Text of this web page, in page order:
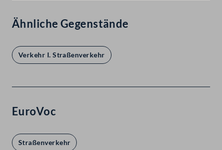
Ähnliche Gegenstände
Verkehr I. Straßenverkehr
EuroVoc
Straßenverkehr